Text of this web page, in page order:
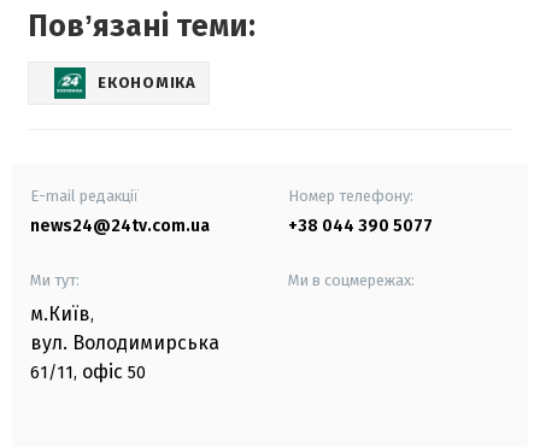
Повʼязані теми:
ЕКОНОМІКА
E-mail редакції
news24@24tv.com.ua
Номер телефону:
+38 044 390 5077
Ми тут:
м.Київ,
вул. Володимирська
61/11, офіс 50
Ми в соцмережах: